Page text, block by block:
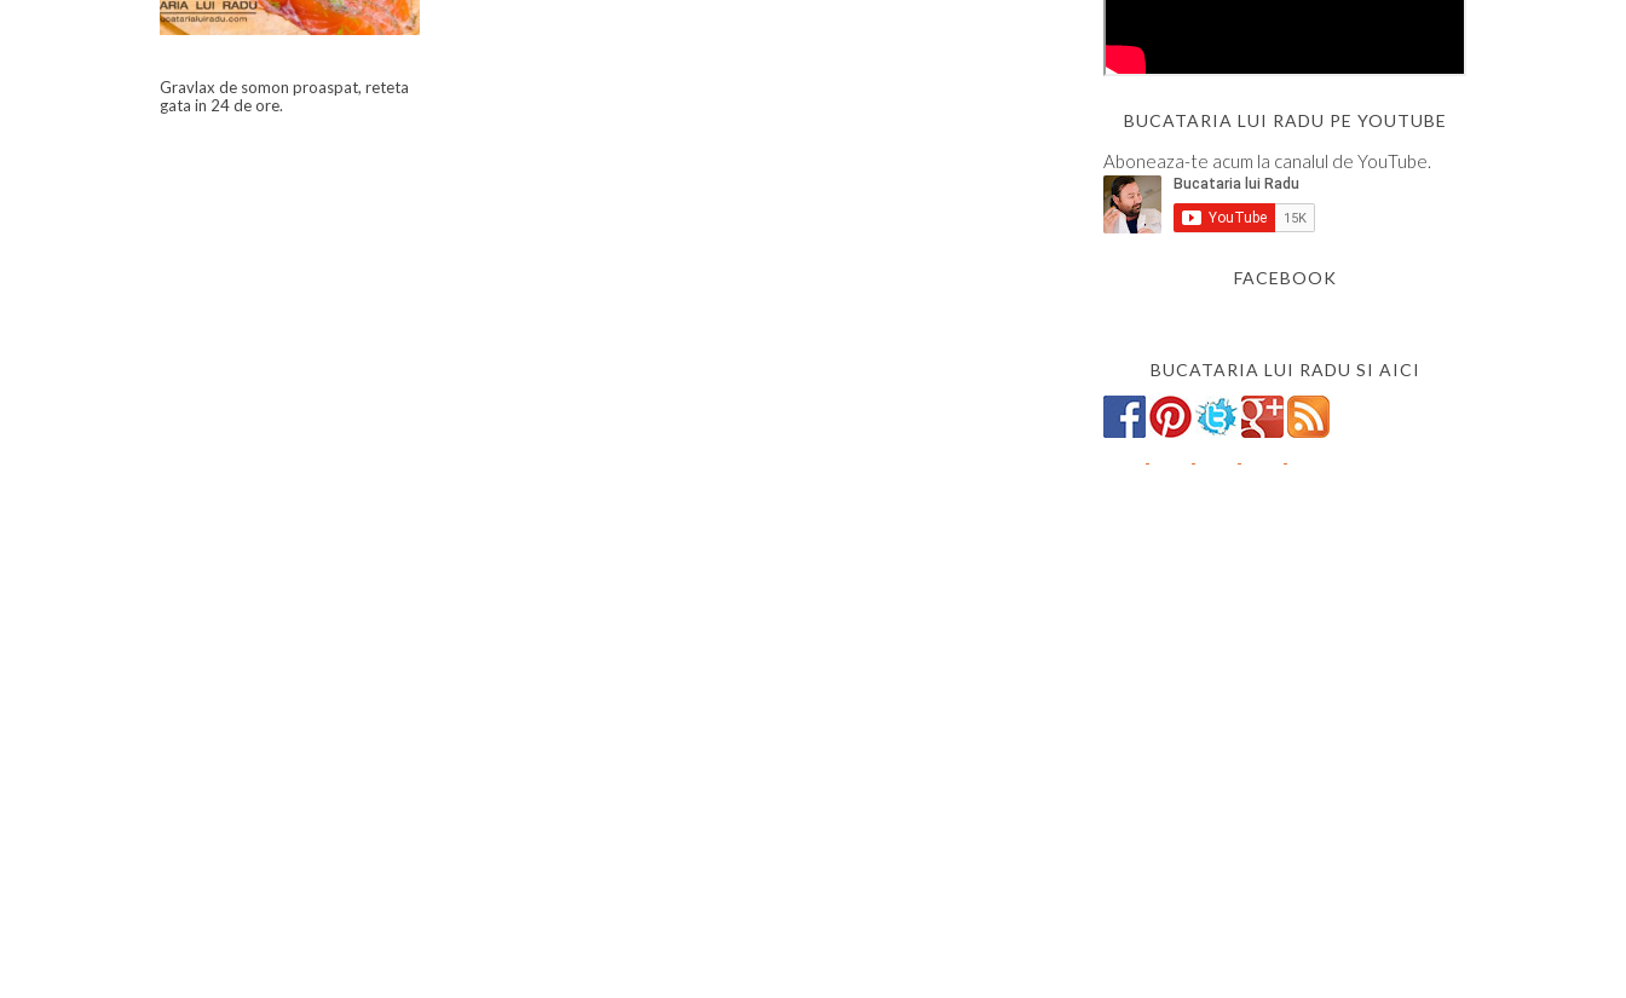
Gravlax de somon proaspat, reteta
gata in 24 de ore.
BUCATARIA LUI RADU PE YOUTUBE
Aboneaza-te acum la canalul de YouTube.
FACEBOOK
BUCATARIA LUI RADU SI AICI